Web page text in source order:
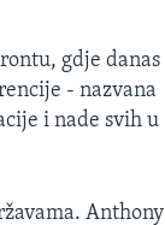
gdje danas
- nazvana
i nade svih u
Anthony